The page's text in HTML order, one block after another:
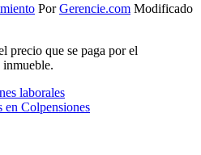
PorGerencie.com Modificado
precio que se paga por el
laborales
en Colpensiones